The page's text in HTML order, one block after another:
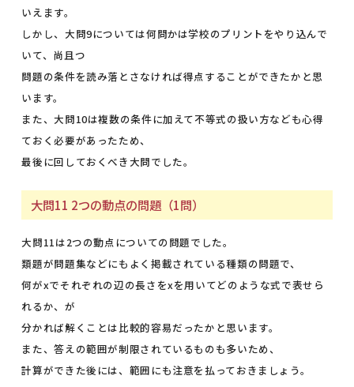
いえます。
しかし、大問9については何問かは学校のプリントをやり込んで
いて、尚且つ
問題の条件を読み落とさなければ得点することができたかと思
います。
また、大問10は複数の条件に加えて不等式の扱い方なども心得
ておく必要があったため、
最後に回しておくべき大問でした。
大問11 2つの動点の問題（1問）
大問11は2つの動点についての問題でした。
類題が問題集などにもよく掲載されている種類の問題で、
何がxでそれぞれの辺の長さをxを用いてどのような式で表せら
れるか、が
分かれば解くことは比較的容易だったかと思います。
また、答えの範囲が制限されているものも多いため、
計算ができた後には、範囲にも注意を払っておきましょう。